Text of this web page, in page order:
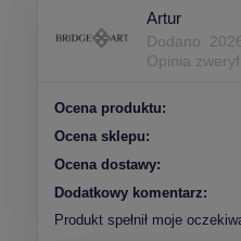
Artur
Dodano:
Opinia
Ocena produktu:
Ocena sklepu:
Ocena dostawy:
Dodatkowy komentarz:
Produkt spełnił moje